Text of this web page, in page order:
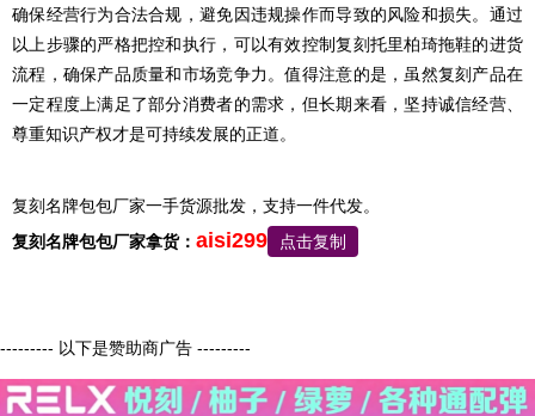
确保经营行为合法合规，避免因违规操作而导致的风险和损失。通过
以上步骤的严格把控和执行，可以有效控制复刻托里柏琦拖鞋的进货
流程，确保产品质量和市场竞争力。值得注意的是，虽然复刻产品在
一定程度上满足了部分消费者的需求，但长期来看，坚持诚信经营、
尊重知识产权才是可持续发展的正道。
复刻名牌包包厂家一手货源批发，支持一件代发。
复刻名牌包包厂家拿货： aisi299 点击复制
--------- 以下是赞助商广告 ---------